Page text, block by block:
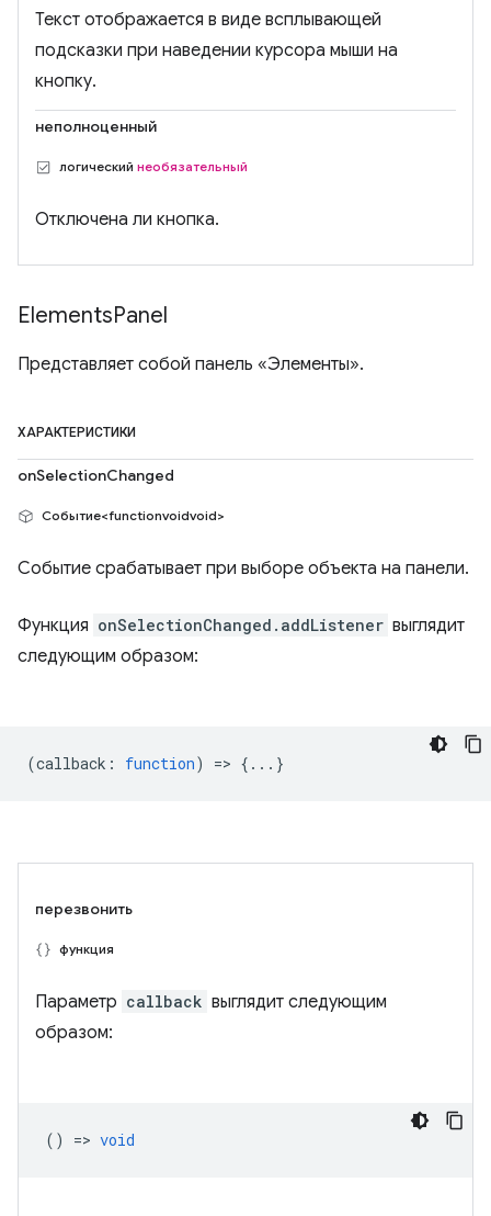
Текст отображается в виде всплывающей
подсказки при наведении курсора мыши на
кнопку.
неполноценный
логический необязательный
Отключена ли кнопка.
ElementsPanel
Представляет собой панель «Элементы».
ХАРАКТЕРИСТИКИ
onSelectionChanged
Событие<functionvoidvoid>
Событие срабатывает при выборе объекта на панели.
Функция onSelectionChanged.addListener выглядит
следующим образом:
(callback : function) => {...}
перезвонить
функция
Параметр callback выглядит следующим
образом:
() => void